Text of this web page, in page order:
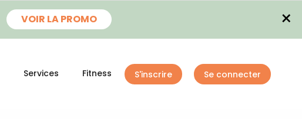
VOIR LA PROMO ×
Services Fitness S'inscrire Se connecter